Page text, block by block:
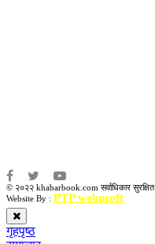
© २०२२ khabarbook.com सर्वाधिकार सुरक्षित
Website By : PTP webnsoft
गृहपृष्ठ